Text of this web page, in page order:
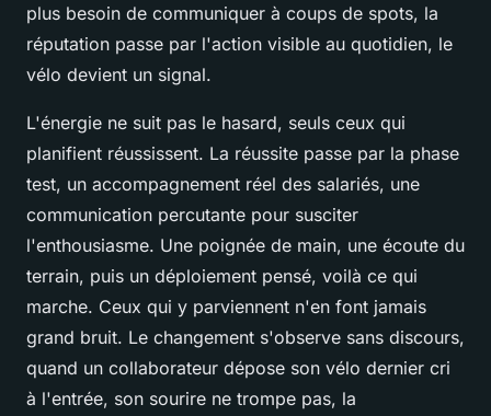
plus besoin de communiquer à coups de spots, la
réputation passe par l'action visible au quotidien, le
vélo devient un signal.
L'énergie ne suit pas le hasard, seuls ceux qui
planifient réussissent. La réussite passe par la phase
test, un accompagnement réel des salariés, une
communication percutante pour susciter
l'enthousiasme. Une poignée de main, une écoute du
terrain, puis un déploiement pensé, voilà ce qui
marche. Ceux qui y parviennent n'en font jamais
grand bruit. Le changement s'observe sans discours,
quand un collaborateur dépose son vélo dernier cri
à l'entrée, son sourire ne trompe pas, la